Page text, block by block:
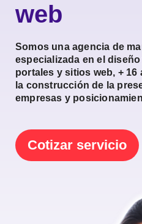
web
Somos una agencia de
especializada en el
portales y sitios web, + 16
la construcción de la
empresas y
Cotizar servicio